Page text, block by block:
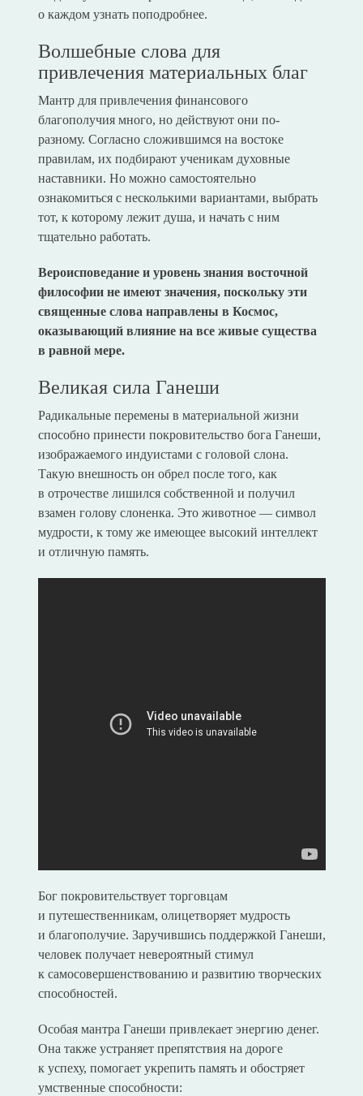
о каждом узнать поподробнее.
Волшебные слова для
привлечения материальных благ
Мантр для привлечения финансового
благополучия много, но действуют они по-
разному. Согласно сложившимся на востоке
правилам, их подбирают ученикам духовные
наставники. Но можно самостоятельно
ознакомиться с несколькими вариантами, выбрать
тот, к которому лежит душа, и начать с ним
тщательно работать.
Вероисповедание и уровень знания восточной
философии не имеют значения, поскольку эти
священные слова направлены в Космос,
оказывающий влияние на все живые существа
в равной мере.
Великая сила Ганеши
Радикальные перемены в материальной жизни
способно принести покровительство бога Ганеши,
изображаемого индуистами с головой слона.
Такую внешность он обрел после того, как
в отрочестве лишился собственной и получил
взамен голову слоненка. Это животное — символ
мудрости, к тому же имеющее высокий интеллект
и отличную память.
Бог покровительствует торговцам
и путешественникам, олицетворяет мудрость
и благополучие. Заручившись поддержкой Ганеши,
человек получает невероятный стимул
к самосовершенствованию и развитию творческих
способностей.
Особая мантра Ганеши привлекает энергию денег.
Она также устраняет препятствия на дороге
к успеху, помогает укрепить память и обостряет
умственные способности: